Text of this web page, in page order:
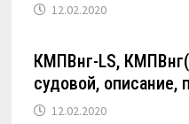
12.02.2020
КМПВнг-LS,
судовой, описание,
12.02.2020